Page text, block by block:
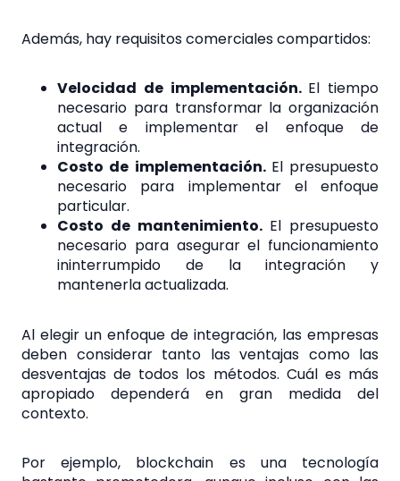
Además, hay requisitos comerciales compartidos:
Velocidad de implementación. El tiempo
necesario para transformar la organización
actual e implementar el enfoque de
integración.
Costo de implementación. El presupuesto
necesario para implementar el enfoque
particular.
Costo de mantenimiento.El presupuesto
necesario para asegurar el funcionamiento
ininterrumpido de la integración y
mantenerla actualizada.
Al elegir un enfoque de integración, las empresas
deben considerar tanto las ventajas como las
desventajas de todos los métodos. Cuál es más
apropiado dependerá en gran medida del
contexto.
Por ejemplo, blockchain es una tecnología